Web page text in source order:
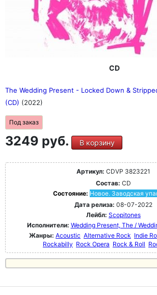
CD
The Wedding Present - Locked Down &
(CD) (2022)
Под заказ
3249 руб. В корзину
Артикул: CDVP 3823221
Состав: CD
Состояние: Новое. Заводская
Дата релиза: 08-07-2022
Лейбл: Scopitones
Исполнители: Wedding Present, The /
Жанры: Acoustic Alternative Rock Indie
Rockabilly Rock Opera Rock & Roll